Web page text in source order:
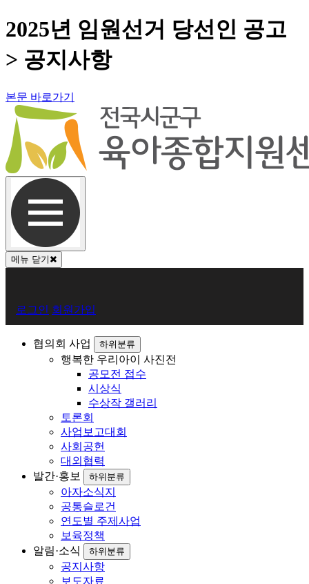
2025년 임원선거 당선인 공고
> 공지사항
본문 바로가기
메뉴 닫기
원
로
로그인 회원가입
협의회 사업 하위분류
행복한 우리아이 사진전
공모전 접수
시상식
수상작 갤러리
토론회
사업보고대회
사회공헌
대외협력
발간·홍보
하위분류
아자소식지
공통슬로건
연도별 주제사업
보육정책
알림·소식
하위분류
공지사항
보도자료